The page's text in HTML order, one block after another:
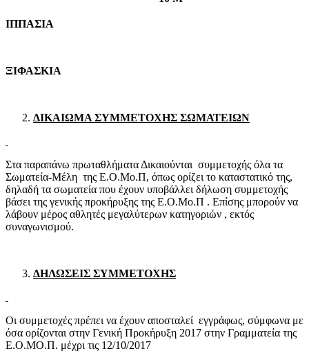
ΙΠΠΑΣΙΑ
ΞΙΦΑΣΚΙΑ
ΔΙΚΑΙΩΜΑ ΣΥΜΜΕΤΟΧΗΣ ΣΩΜΑΤΕΙΩΝ
Στα παραπάνω πρωταθλήματα Δικαιούνται συμμετοχής όλα τα
Σωματεία-Μέλη της Ε.Ο.Μο.Π, όπως ορίζει το καταστατικό της,
δηλαδή τα σωματεία που έχουν υποβάλλει δήλωση συμμετοχής
βάσει της γενικής προκήρυξης της Ε.Ο.Μο.Π . Επίσης μπορούν να
λάβουν μέρος αθλητές μεγαλύτερων κατηγοριών , εκτός
συναγωνισμού.
ΔΗΛΩΣΕΙΣ ΣΥΜΜΕΤΟΧΗΣ
Οι συμμετοχές πρέπει να έχουν αποσταλεί εγγράφως, σύμφωνα με
όσα ορίζονται στην Γενική Προκήρυξη 2017 στην Γραμματεία της
Ε.Ο.ΜΟ.Π. μέχρι τις 12/10/2017